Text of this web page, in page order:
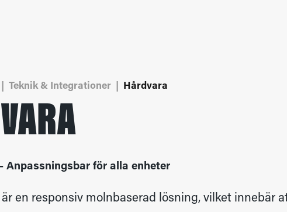
Teknik & Integrationer Hårdvara
Anpassningsbar för alla enheter
är en responsiv molnbaserad lösning, vilket innebär